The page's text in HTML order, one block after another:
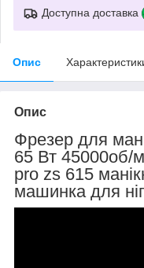
Доступна доставка
Опис
Опис
Фрезер для
65 Вт 45000об/
pro zs 615
машинка для